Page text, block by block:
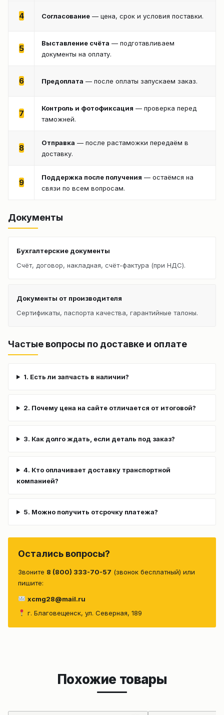
4 Согласование — цена, срок и условия поставки.
5
Выставление счёта — подготавливаем
документы на оплату.
6 Предоплата — после оплаты запускаем заказ.
7
Контроль и фотофиксация — проверка перед
таможней.
8
Отправка — после растаможки передаём в
доставку.
9
Поддержка после получения — остаёмся на
связи по всем вопросам.
Документы
Бухгалтерские документы
Счёт, договор, накладная, счёт-фактура (при НДС).
Документы от производителя
Сертификаты, паспорта качества, гарантийные талоны.
Частые вопросы по доставке и оплате
1. Есть ли запчасть в наличии?
2. Почему цена на сайте отличается от итоговой?
3. Как долго ждать, если деталь под заказ?
4. Кто оплачивает доставку транспортной
компанией?
5. Можно получить отсрочку платежа?
Остались вопросы?
Звоните 8 (800) 333-70-57 (звонок бесплатный) или
пишите:
xcmg28@mail.ru
г. Благовещенск, ул. Северная, 189
Похожие товары